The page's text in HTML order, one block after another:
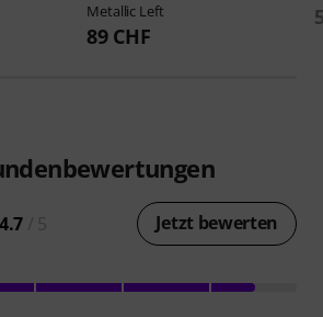
Metallic Left
89 CHF
4.7 Jetzt bewerten